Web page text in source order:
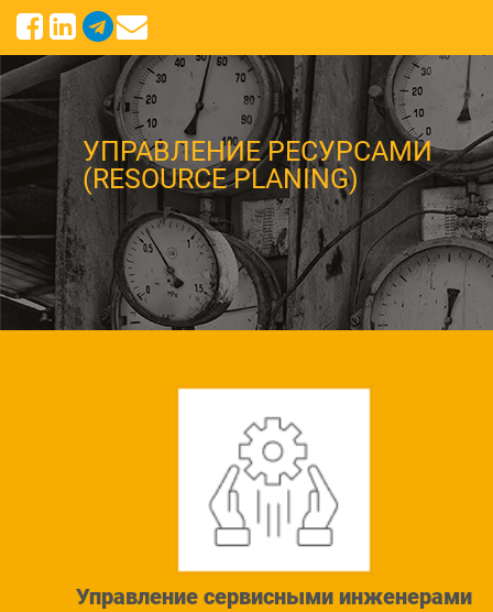
УПРАВЛЕНИЕ РЕСУРСАМИ
(RESOURCE PLANING)
Управление сервисными инженерами